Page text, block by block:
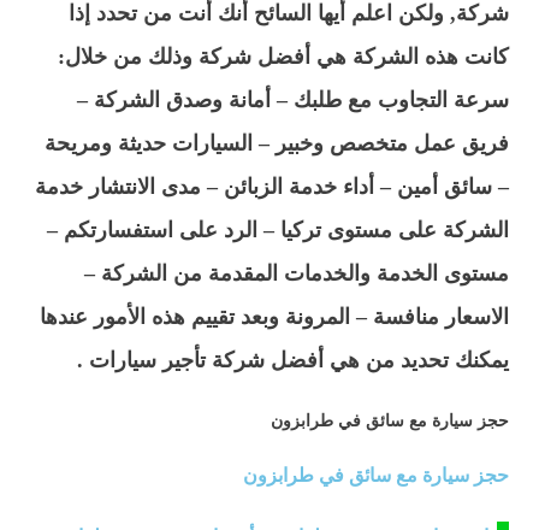
شركة, ولكن اعلم أيها السائح أنك أنت من تحدد إذا
كانت هذه الشركة هي أفضل شركة وذلك من خلال:
سرعة التجاوب مع طلبك – أمانة وصدق الشركة –
فريق عمل متخصص وخبير – السيارات حديثة ومريحة
– سائق أمين – أداء خدمة الزبائن – مدى الانتشار خدمة
الشركة على مستوى تركيا – الرد على استفسارتكم –
مستوى الخدمة والخدمات المقدمة من الشركة –
الاسعار منافسة – المرونة وبعد تقييم هذه الأمور عندها
يمكنك تحديد من هي أفضل شركة تأجير سيارات .
حجز سيارة مع سائق في طرابزون
حجز سيارة مع سائق في طرابزون